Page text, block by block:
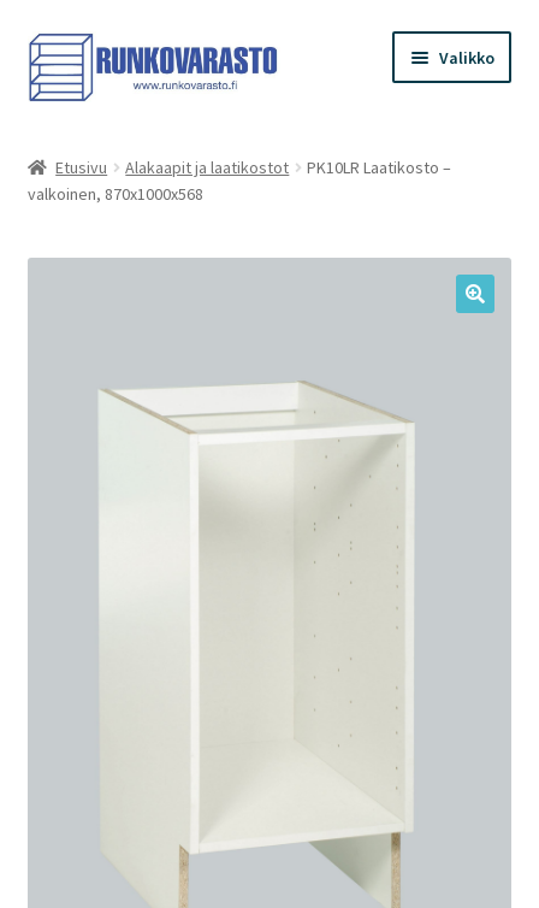
Siirry
navigointiin
Siirry
sisältöön
Valikko
Kauppa
Ostoskori
Oma tilini
Etusivu Alakaapit ja laatikostot
PK10LR Laatikosto –
valkoinen, 870x1000x568